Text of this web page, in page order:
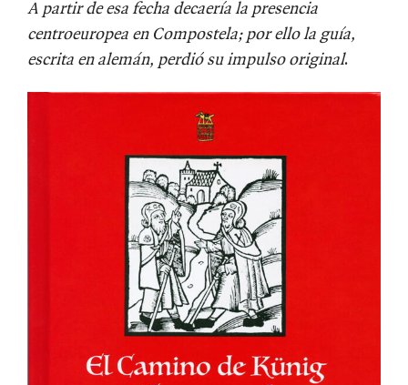
A partir de esa fecha decaería la presencia
centroeuropea en Compostela; por ello la guía,
escrita en alemán, perdió su impulso original.